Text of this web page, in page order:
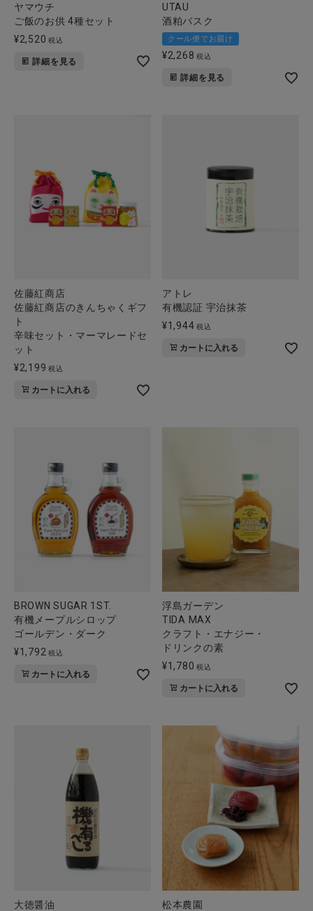
ヤマウチ
ご飯のお供 4種セット
¥2,520 税込
詳細を見る
UTAU
酒粕バスク
クール便でお届け
¥2,268 税込
詳細を見る
佐藤紅商店
佐藤紅商店のきんちゃくギフ
ト
辛味セット・マーマレードセ
ット
¥2,199 税込
カートに入れる
アトレ
有機認証 宇治抹茶
¥1,944 税込
カートに入れる
BROWN SUGAR 1ST.
有機メープルシロップ
ゴールデン・ダーク
¥1,792 税込
カートに入れる
浮島ガーデン
TIDA MAX
クラフト・エナジー・
ドリンクの素
¥1,780 税込
カートに入れる
大徳醤油
松本農園